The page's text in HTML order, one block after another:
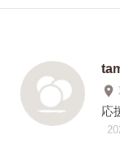
応